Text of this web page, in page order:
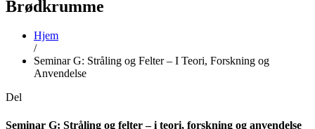
Brødkrumme
Hjem
/
Seminar G: Stråling og Felter – I Teori, Forskning og
Anvendelse
Del
Seminar G: Stråling og felter – i teori, forskning og anvendelse